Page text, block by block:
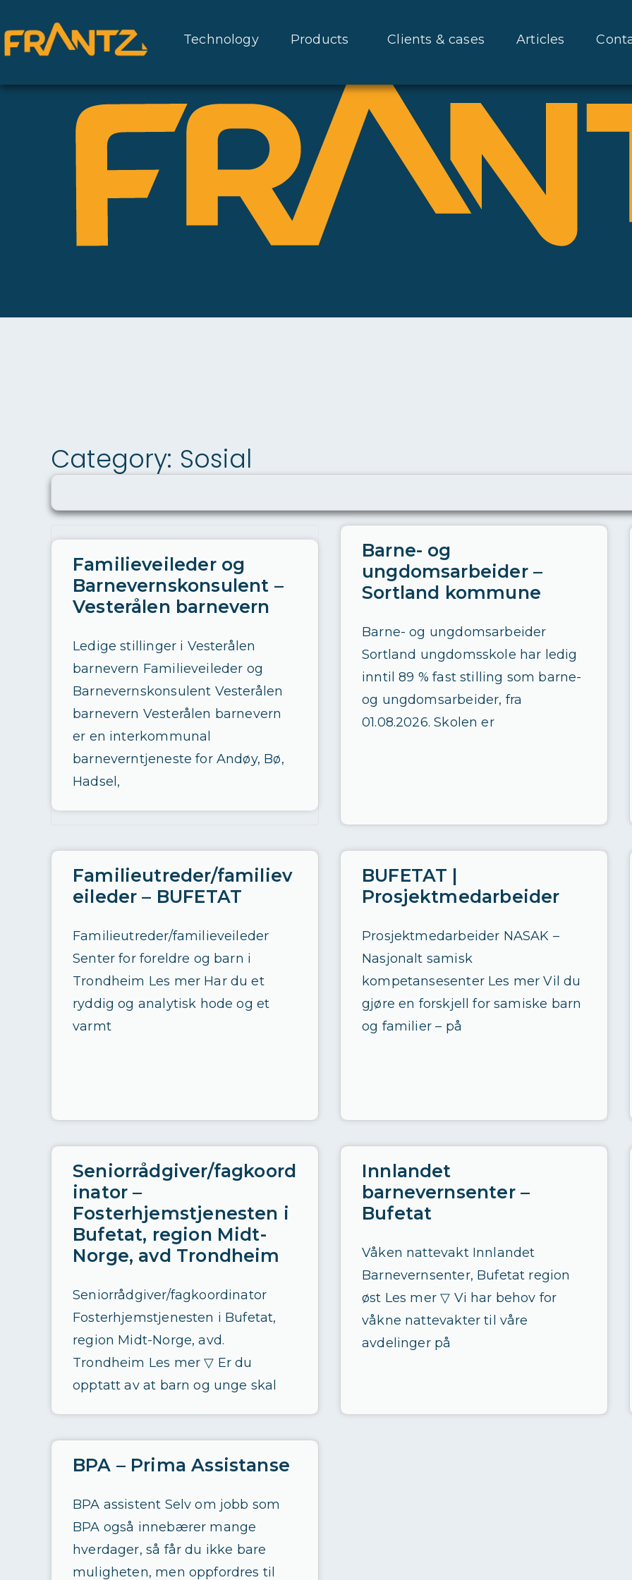
Technology Products Clients & cases Articles
Category: Sosial
Familieveileder og
Barnevernskonsulent –
Vesterålen barnevern
Ledige stillinger i Vesterålen
barnevern Familieveileder og
Barnevernskonsulent Vesterålen
barnevern Vesterålen barnevern
er en interkommunal
barneverntjeneste for Andøy, Bø,
Hadsel,
Barne- og
ungdomsarbeider –
Sortland kommune
Barne- og ungdomsarbeider
Sortland ungdomsskole har ledig
inntil 89 % fast stilling som barne-
og ungdomsarbeider, fra
01.08.2026. Skolen er
Familieutreder/familiev
eileder – BUFETAT
Familieutreder/familieveileder
Senter for foreldre og barn i
Trondheim Les mer Har du et
ryddig og analytisk hode og et
varmt
BUFETAT |
Prosjektmedarbeider
Prosjektmedarbeider NASAK –
Nasjonalt samisk
kompetansesenter Les mer Vil du
gjøre en forskjell for samiske barn
og familier – på
Seniorrådgiver/fagkoord
inator –
Fosterhjemstjenesten i
Bufetat, region Midt-
Norge, avd Trondheim
Seniorrådgiver/fagkoordinator
Fosterhjemstjenesten i Bufetat,
region Midt-Norge, avd.
Trondheim Les mer ▽ Er du
opptatt av at barn og unge skal
Innlandet
barnevernsenter –
Bufetat
Våken nattevakt Innlandet
Barnevernsenter, Bufetat region
øst Les mer ▽ Vi har behov for
våkne nattevakter til våre
avdelinger på
BPA – Prima Assistanse
BPA assistent Selv om jobb som
BPA også innebærer mange
hverdager, så får du ikke bare
muligheten, men oppfordres til